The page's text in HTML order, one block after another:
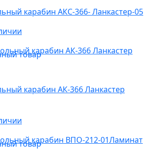
карабин АКС-366- Ланкастер-05
товар
карабин АК-366 Ланкастер
товар